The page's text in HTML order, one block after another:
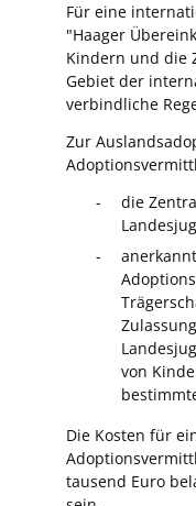
Für eine
"Haager
Kindern und die
Gebiet der
verbindliche
Zur
die
von
Die Kosten für
tausend Euro